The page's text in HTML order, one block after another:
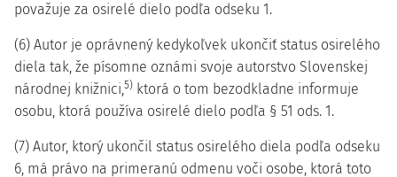
považuje za osirelé dielo podľa odseku 1.
(6) Autor je oprávnený kedykoľvek ukončiť status osirelého
diela tak, že písomne oznámi svoje autorstvo Slovenskej
národnej knižnici,5) ktorá o tom bezodkladne informuje
osobu, ktorá používa osirelé dielo podľa § 51 ods. 1.
(7) Autor, ktorý ukončil status osirelého diela podľa odseku
6, má právo na primeranú odmenu voči osobe, ktorá toto